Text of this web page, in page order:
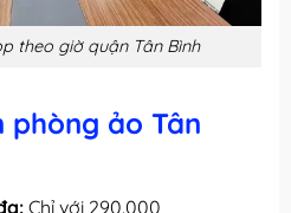
theo giờ quận Tân Bình
phòng ảo Tân
Chỉ với 290.000